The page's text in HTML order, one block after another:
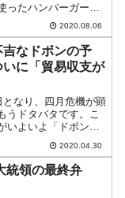
ったハンバーガーの
ように、アメリカ合
植物由来食品が受け
れで合衆国での豆腐
り、そ...
2020.08.06
なドボンの予
に「貿易収支が
なり、四月危機が顕
うドタバタです。こ
いよいよ「ドボンか
えたかもしれませ
、韓国メディア『聯
府『4月の貿易収支、
2020.04.30
統領の最終弁